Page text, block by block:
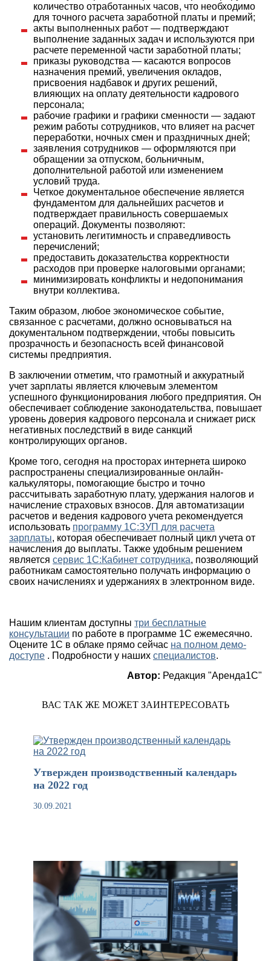
количество отработанных часов, что необходимо
для точного расчета заработной платы и премий;
акты выполненных работ — подтверждают
выполнение заданных задач и используются при
расчете переменной части заработной платы;
приказы руководства — касаются вопросов
назначения премий, увеличения окладов,
присвоения надбавок и других решений,
влияющих на оплату деятельности кадрового
персонала;
рабочие графики и графики сменности — задают
режим работы сотрудников, что влияет на расчет
переработки, ночных смен и праздничных дней;
заявления сотрудников — оформляются при
обращении за отпуском, больничным,
дополнительной работой или изменением
условий труда.
Четкое документальное обеспечение является
фундаментом для дальнейших расчетов и
подтверждает правильность совершаемых
операций. Документы позволяют:
установить легитимность и справедливость
перечислений;
предоставить доказательства корректности
расходов при проверке налоговыми органами;
минимизировать конфликты и недопонимания
внутри коллектива.
Таким образом, любое экономическое событие,
связанное с расчетами, должно основываться на
документальном подтверждении, чтобы повысить
прозрачность и безопасность всей финансовой
системы предприятия.
В заключении отметим, что грамотный и аккуратный
учет зарплаты является ключевым элементом
успешного функционирования любого предприятия. Он
обеспечивает соблюдение законодательства, повышает
уровень доверия кадрового персонала и снижает риск
негативных последствий в виде санкций
контролирующих органов.
Кроме того, сегодня на просторах интернета широко
распространены специализированные онлайн-
калькуляторы, помогающие быстро и точно
рассчитывать заработную плату, удержания налогов и
начисление страховых взносов. Для автоматизации
расчетов и ведения кадрового учета рекомендуется
использовать программу 1С:ЗУП для расчета
зарплаты, которая обеспечивает полный цикл учета от
начисления до выплаты. Также удобным решением
является сервис 1С:Кабинет сотрудника, позволяющий
работникам самостоятельно получать информацию о
своих начислениях и удержаниях в электронном виде.
Нашим клиентам доступны три бесплатные
консультации по работе в программе 1С ежемесячно.
Оцените 1С в облаке прямо сейчас на полном демо-
доступе . Подробности у наших специалистов.
Автор: Редакция "Аренда1С"
ВАС ТАК ЖЕ МОЖЕТ ЗАИНТЕРЕСОВАТЬ
Утвержден производственный календарь
на 2022 год
30.09.2021